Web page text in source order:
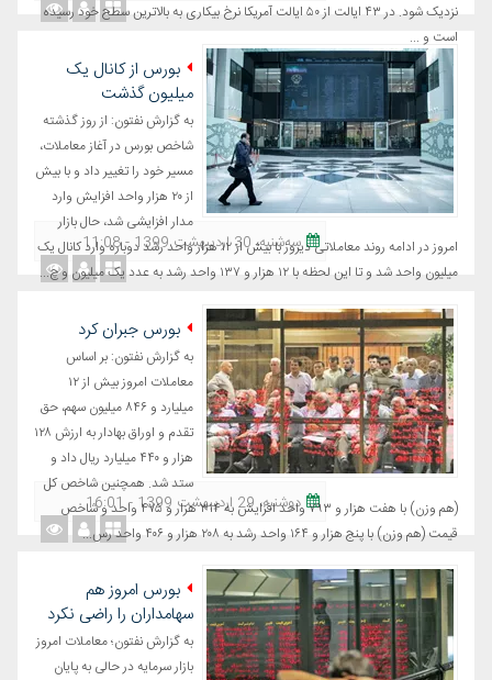
نزدیک شود. در ۴۳ ایالت از ۵۰ ایالت آمریکا نرخ بیکاری به بالاترین سطح خود رسیده
است و ...
بورس از کانال یک
میلیون گذشت
به گزارش نفتون: از روز گذشته
شاخص بورس در آغاز معاملات،
مسیر خود را تغییر داد و با بیش
از ۲۰ هزار واحد افزایش وارد
مدار افزایشی شد، حال بازار
امروز در ادامه روند معاملاتی دیروز با بیش از ۱۲ هزار واحد رشد دوباره وارد کانال یک
میلیون واحد شد و تا این لحظه با ۱۲ هزار و ۱۳۷ واحد رشد به عدد یک میلیون و چ...
ﺳﻪشنبه، 30 اردیبهشت 1399 - 11:08
بورس جبران کرد
به گزارش نفتون: بر اساس
معاملات امروز بیش از ۱۲
میلیارد و ۸۴۶ میلیون سهم، حق
تقدم و اوراق بهادار به ارزش ۱۲۸
هزار و ۴۴۰ میلیارد ریال داد و
ستد شد. همچنین شاخص کل
(هم وزن) با هفت هزار و ۷۹۳ واحد افزایش به ۳۱۴ هزار و ۴۷۵ واحد و شاخص
قیمت (هم وزن) با پنج هزار و ۱۶۴ واحد رشد به ۲۰۸ هزار و ۴۰۶ واحد رس...
دوشنبه، 29 اردیبهشت 1399 - 16:01
بورس امروز هم
سهامداران را راضی نکرد
به گزارش نفتون؛ معاملات امروز
بازار سرمایه در حالی به پایان